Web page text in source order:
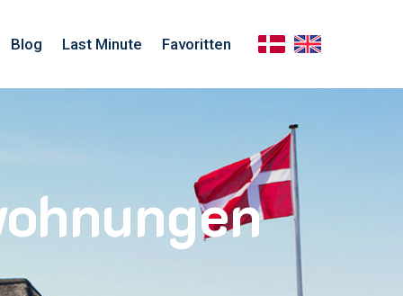
Blog Last Minute Favoritten